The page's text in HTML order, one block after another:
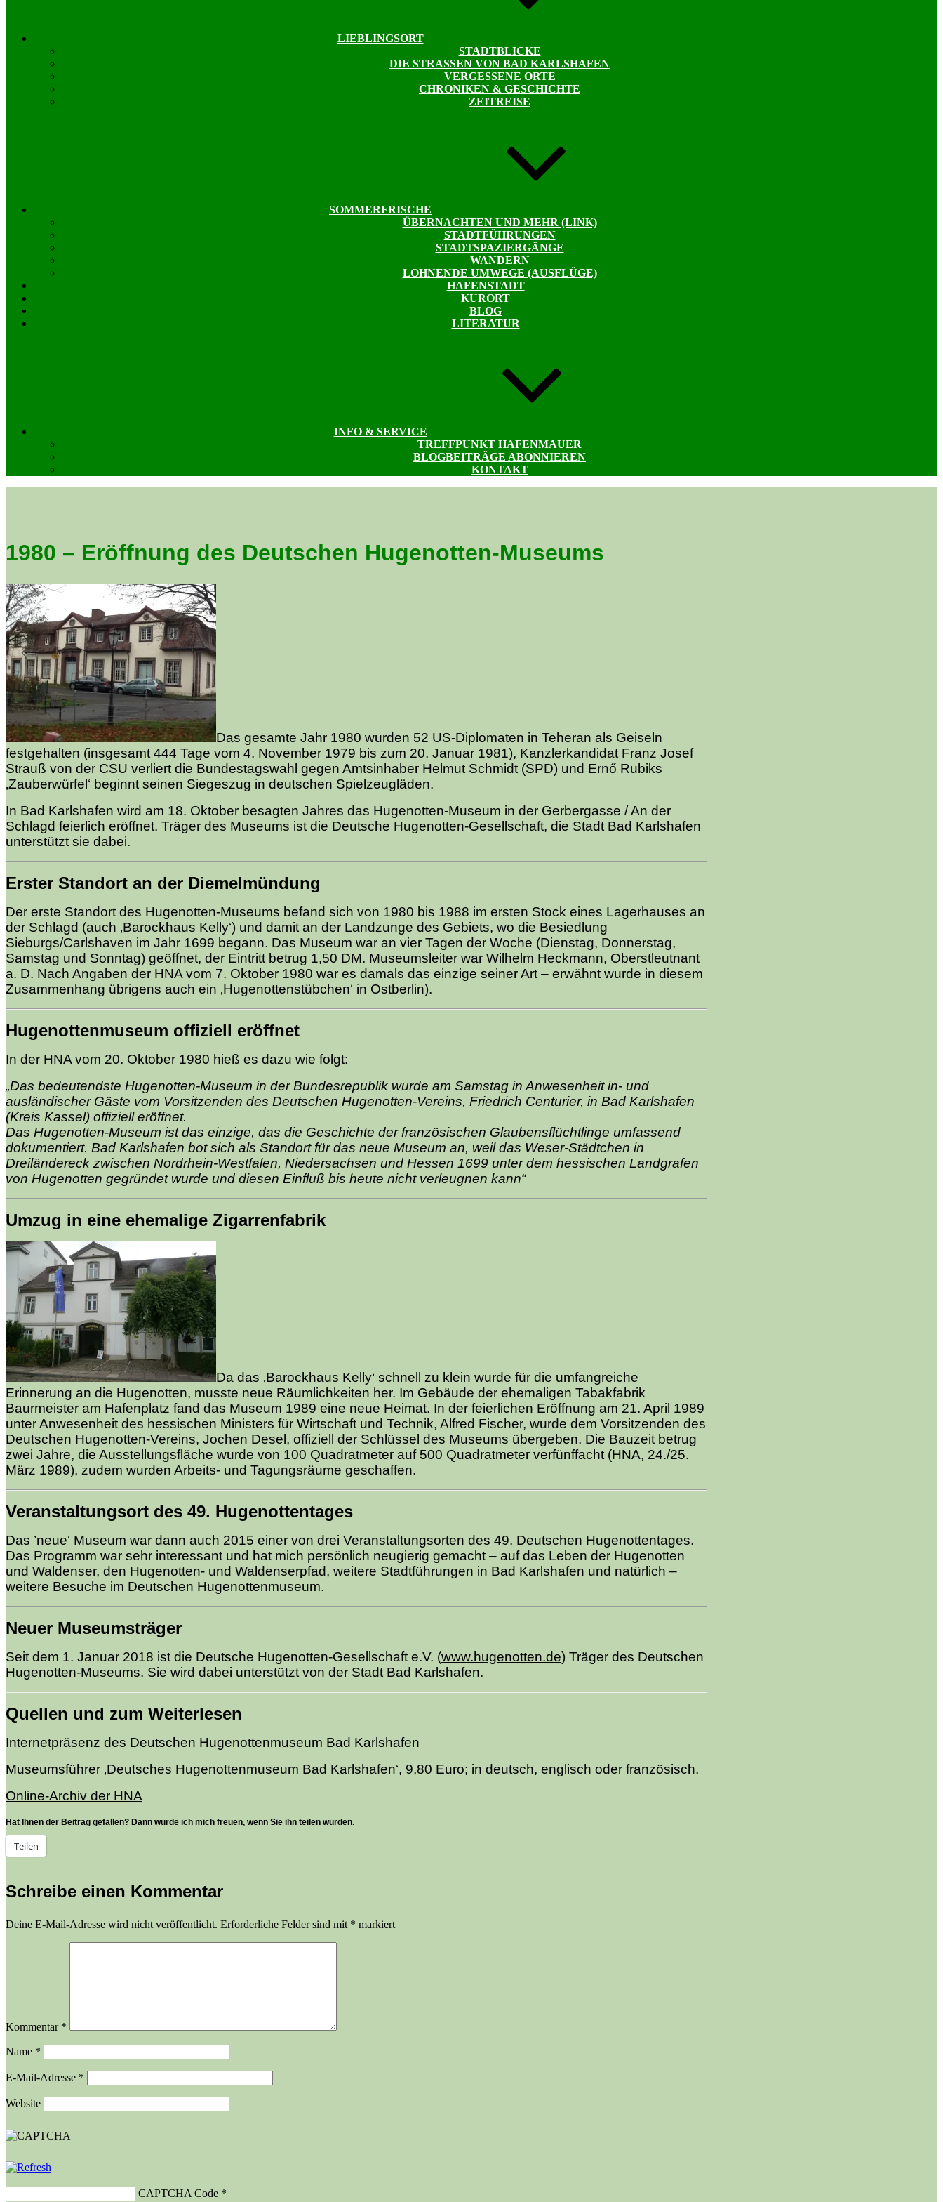
LIEBLINGSORT
STADTBLICKE
DIE STRASSEN VON BAD KARLSHAFEN
VERGESSENE ORTE
CHRONIKEN & GESCHICHTE
ZEITREISE
SOMMERFRISCHE
ÜBERNACHTEN UND MEHR (LINK)
STADTFÜHRUNGEN
STADTSPAZIERGÄNGE
WANDERN
LOHNENDE UMWEGE (AUSFLÜGE)
HAFENSTADT
KURORT
BLOG
LITERATUR
INFO & SERVICE
TREFFPUNKT HAFENMAUER
BLOGBEITRÄGE ABONNIEREN
KONTAKT
1980 – Eröffnung des Deutschen Hugenotten-Museums
Das gesamte Jahr 1980 wurden 52 US-Diplomaten in Teheran als Geiseln
festgehalten (insgesamt 444 Tage vom 4. November 1979 bis zum 20. Januar 1981), Kanzlerkandidat Franz Josef
Strauß von der CSU verliert die Bundestagswahl gegen Amtsinhaber Helmut Schmidt (SPD) und Ernő Rubiks
‚Zauberwürfel‘ beginnt seinen Siegeszug in deutschen Spielzeugläden.
In Bad Karlshafen wird am 18. Oktober besagten Jahres das Hugenotten-Museum in der Gerbergasse / An der
Schlagd feierlich eröffnet. Träger des Museums ist die Deutsche Hugenotten-Gesellschaft, die Stadt Bad Karlshafen
unterstützt sie dabei.
Erster Standort an der Diemelmündung
Der erste Standort des Hugenotten-Museums befand sich von 1980 bis 1988 im ersten Stock eines Lagerhauses an
der Schlagd (auch ‚Barockhaus Kelly‘) und damit an der Landzunge des Gebiets, wo die Besiedlung
Sieburgs/Carlshaven im Jahr 1699 begann. Das Museum war an vier Tagen der Woche (Dienstag, Donnerstag,
Samstag und Sonntag) geöffnet, der Eintritt betrug 1,50 DM. Museumsleiter war Wilhelm Heckmann, Oberstleutnant
a. D. Nach Angaben der HNA vom 7. Oktober 1980 war es damals das einzige seiner Art – erwähnt wurde in diesem
Zusammenhang übrigens auch ein ‚Hugenottenstübchen‘ in Ostberlin).
Hugenottenmuseum offiziell eröffnet
In der HNA vom 20. Oktober 1980 hieß es dazu wie folgt:
„Das bedeutendste Hugenotten-Museum in der Bundesrepublik wurde am Samstag in Anwesenheit in- und
ausländischer Gäste vom Vorsitzenden des Deutschen Hugenotten-Vereins, Friedrich Centurier, in Bad Karlshafen
(Kreis Kassel) offiziell eröffnet.
Das Hugenotten-Museum ist das einzige, das die Geschichte der französischen Glaubensflüchtlinge umfassend
dokumentiert. Bad Karlshafen bot sich als Standort für das neue Museum an, weil das Weser-Städtchen in
Dreiländereck zwischen Nordrhein-Westfalen, Niedersachsen und Hessen 1699 unter dem hessischen Landgrafen
von Hugenotten gegründet wurde und diesen Einfluß bis heute nicht verleugnen kann“
Umzug in eine ehemalige Zigarrenfabrik
Da das ‚Barockhaus Kelly‘ schnell zu klein wurde für die umfangreiche
Erinnerung an die Hugenotten, musste neue Räumlichkeiten her. Im Gebäude der ehemaligen Tabakfabrik
Baurmeister am Hafenplatz fand das Museum 1989 eine neue Heimat. In der feierlichen Eröffnung am 21. April 1989
unter Anwesenheit des hessischen Ministers für Wirtschaft und Technik, Alfred Fischer, wurde dem Vorsitzenden des
Deutschen Hugenotten-Vereins, Jochen Desel, offiziell der Schlüssel des Museums übergeben. Die Bauzeit betrug
zwei Jahre, die Ausstellungsfläche wurde von 100 Quadratmeter auf 500 Quadratmeter verfünffacht (HNA, 24./25.
März 1989), zudem wurden Arbeits- und Tagungsräume geschaffen.
Veranstaltungsort des 49. Hugenottentages
Das ’neue‘ Museum war dann auch 2015 einer von drei Veranstaltungsorten des 49. Deutschen Hugenottentages.
Das Programm war sehr interessant und hat mich persönlich neugierig gemacht – auf das Leben der Hugenotten
und Waldenser, den Hugenotten- und Waldenserpfad, weitere Stadtführungen in Bad Karlshafen und natürlich –
weitere Besuche im Deutschen Hugenottenmuseum.
Neuer Museumsträger
Seit dem 1. Januar 2018 ist die Deutsche Hugenotten-Gesellschaft e.V. (www.hugenotten.de) Träger des Deutschen
Hugenotten-Museums. Sie wird dabei unterstützt von der Stadt Bad Karlshafen.
Quellen und zum Weiterlesen
Internetpräsenz des Deutschen Hugenottenmuseum Bad Karlshafen
Museumsführer ‚Deutsches Hugenottenmuseum Bad Karlshafen‘, 9,80 Euro; in deutsch, englisch oder französisch.
Online-Archiv der HNA
Hat Ihnen der Beitrag gefallen? Dann würde ich mich freuen, wenn Sie ihn teilen würden.
Teilen
Schreibe einen Kommentar
Deine E-Mail-Adresse wird nicht veröffentlicht. Erforderliche Felder sind mit * markiert
Kommentar *
Name *
E-Mail-Adresse *
Website
CAPTCHA Code *